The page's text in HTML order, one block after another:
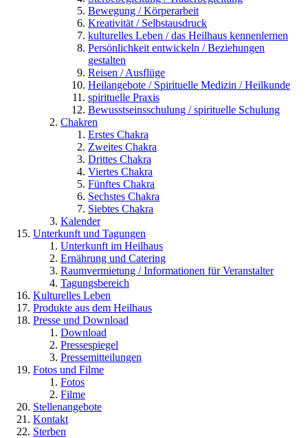
Bewegung / Körperarbeit
Kreativität / Selbstausdruck
kulturelles Leben / das Heilhaus kennenlernen
Persönlichkeit entwickeln / Beziehungen
gestalten
Reisen / Ausflüge
Heilangebote / Spirituelle Medizin / Heilkunde
spirituelle Praxis
Bewusstseinsschulung / spirituelle Schulung
Chakren
Erstes Chakra
Zweites Chakra
Drittes Chakra
Viertes Chakra
Fünftes Chakra
Sechstes Chakra
Siebtes Chakra
Kalender
Unterkunft und Tagungen
Unterkunft im Heilhaus
Ernährung und Catering
Raumvermietung / Informationen für Veranstalter
Tagungsbereich
Kulturelles Leben
Produkte aus dem Heilhaus
Presse und Download
Download
Pressespiegel
Pressemitteilungen
Fotos und Filme
Fotos
Filme
Stellenangebote
Kontakt
Sterben